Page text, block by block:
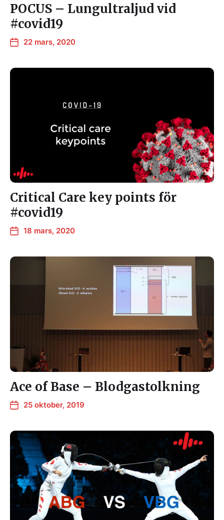
POCUS – Lungultraljud vid
#covid19
22 mars, 2020
Critical Care key points för
#covid19
18 mars, 2020
Ace of Base – Blodgastolkning
25 oktober, 2019